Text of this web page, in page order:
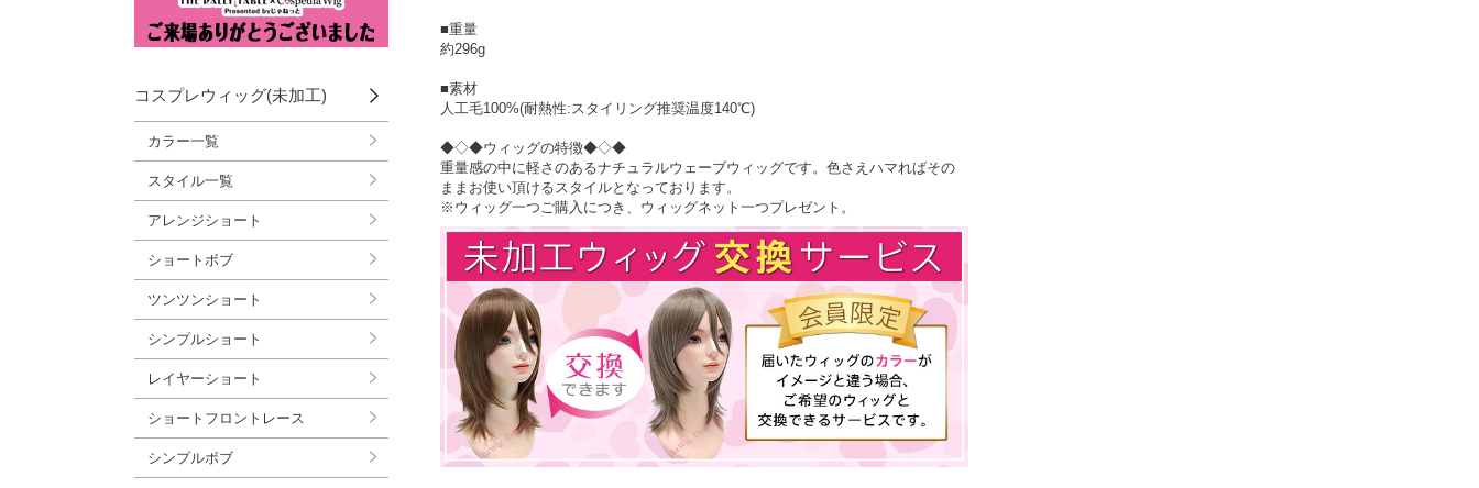
■重量
約296g
■素材
人工毛100%(耐熱性:スタイリング推奨温度140℃)
◆◇◆ウィッグの特徴◆◇◆
重量感の中に軽さのあるナチュラルウェーブウィッグです。色さえハマればその
ままお使い頂けるスタイルとなっております。
※ウィッグ一つご購入につき、ウィッグネット一つプレゼント。
コスプレウィッグ(未加工)
カラー一覧
スタイル一覧
アレンジショート
ショートボブ
ツンツンショート
シンプルショート
レイヤーショート
ショートフロントレース
シンプルボブ